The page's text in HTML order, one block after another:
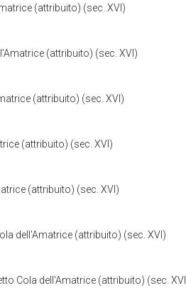
(attribuito) (sec. XVI)
(attribuito) (sec. XVI)
(attribuito) (sec. XVI)
(attribuito) (sec. XVI)
(attribuito) (sec. XVI)
dell'Amatrice (attribuito) (sec. XVI)
Cola dell'Amatrice (attribuito) (sec.